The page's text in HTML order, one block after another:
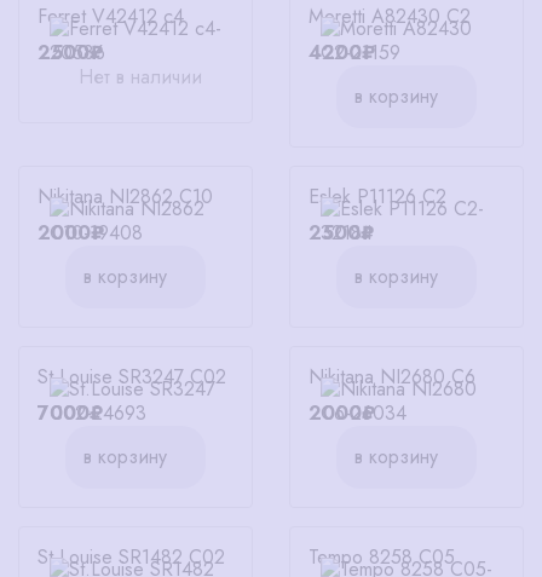
Ferret V42412 c4
2500₽
Нет в наличии
Moretti A82430 C2
4200₽
в корзину
Nikitana NI2862 C10
2000₽
в корзину
Eslek P11126 C2
2500₽
в корзину
St.Louise SR3247 C02
7000₽
в корзину
Nikitana NI2680 C6
2000₽
в корзину
St.Louise SR1482 C02
Tempo 8258 C05